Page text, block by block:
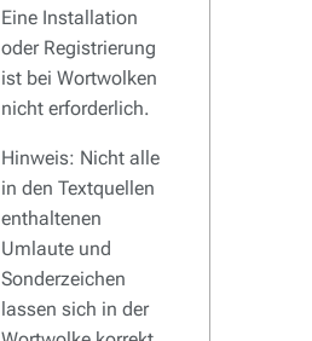
Eine Installation
oder Registrierung
ist bei Wortwolken
nicht erforderlich.
Hinweis: Nicht alle
in den Textquellen
enthaltenen
Umlaute und
Sonderzeichen
lassen sich in der